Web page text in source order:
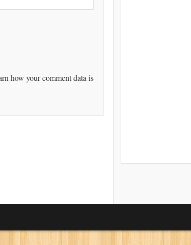
how your comment data is